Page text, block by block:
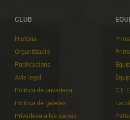
CLUB
Història
Organització
Publicacions
Avís legal
Política de privadesa
Política de galetes
Privadesa a les xarxes
C.E.